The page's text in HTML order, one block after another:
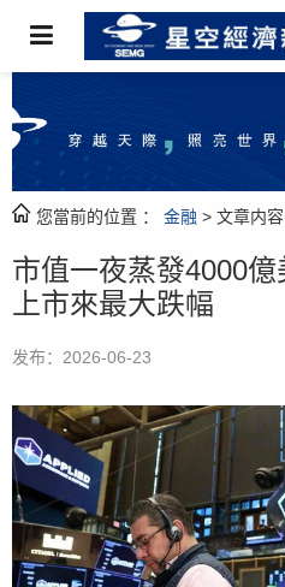
您當前的位置 ： 金融 > 文章内容
市值一夜蒸發4000億
上市來最大跌幅
发布：2026-06-23